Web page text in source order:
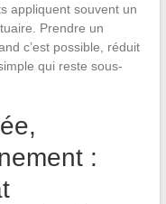
appliquent souvent un
Prendre un
c’est possible, réduit
qui reste sous-
: